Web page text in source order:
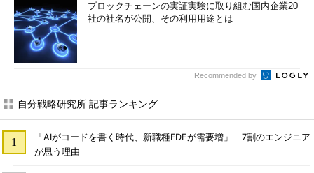
ブロックチェーンの実証実験に取り組む国内企業20
社の社名が公開、その利用用途とは
Recommended by
自分戦略研究所 記事ランキング
「AIがコードを書く時代、新職種FDEが需要増」 7割のエンジニア
が思う理由